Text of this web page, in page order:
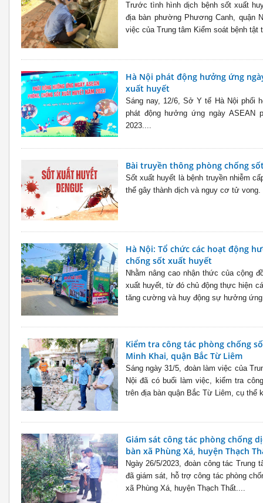
Trước tình hình dịch bệnh sốt xuất
địa bàn phường Phương Canh, quận
việc của Trung tâm Kiểm soát bệnh tật
Hà Nội phát động hưởng ứng
xuất huyết
Sáng nay, 12/6, Sở Y tế Hà Nội phối
phát động hưởng ứng ngày ASEAN
2023....
Bài truyền thông phòng chống
Sốt xuất huyết là bệnh truyền nhiễm
thể gây thành dịch và nguy cơ tử vong.
Hà Nội: Tổ chức các hoạt động
chống sốt xuất huyết
Nhằm nâng cao nhận thức của cộng
xuất huyết, từ đó chủ động thực hiện
tăng cường và huy động sự hưởng
Kiểm tra công tác phòng chống
Minh Khai, quận Bắc Từ Liêm
Sáng ngày 31/5, đoàn làm việc của
Nội đã có buổi làm việc, kiểm tra
trên địa bàn quận Bắc Từ Liêm, cụ thể
Giám sát công tác phòng chống
bàn xã Phùng Xá, huyện Thạch
Ngày 26/5/2023, đoàn công tác Trung
đã giám sát, hỗ trợ công tác phòng
xã Phùng Xá, huyện Thạch Thất....